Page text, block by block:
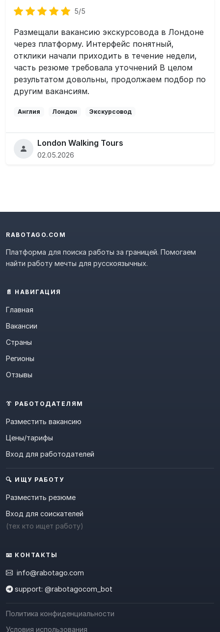
5/5
Размещали вакансию экскурсовода в Лондоне
через платформу. Интерфейс понятный,
отклики начали приходить в течение недели,
часть резюме требовала уточнений В целом
результатом довольны, продолжаем подбор по
другим вакансиям.
Англия Лондон Экскурсовод
London Walking Tours
02.05.2026
RABOTAGO.COM
Платформа для поиска работы за границей. Помогаем
найти работу мечты для русскоязычных.
📄 НАВИГАЦИЯ
Главная
Вакансии
Страны
Регионы
Отзывы
👔 РАБОТОДАТЕЛЯМ
Разместить вакансию
Цены/тарифы
Вход для работодателей
🔍 ИЩУ РАБОТУ
Разместить резюме
Вход для соискателей
(тех кто ищет работу)
📧 КОНТАКТЫ
info@rabotago.com
support: @rabotagocom_bot
Политика конфиденциальности
Условия использования